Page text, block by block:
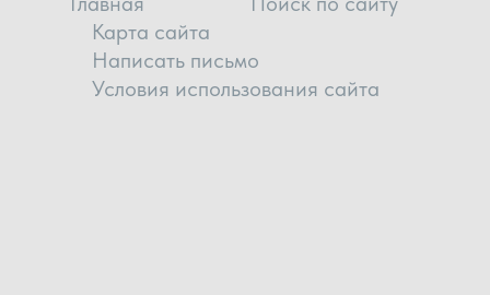
Карта сайта
Написать письмо
Условия использования сайта